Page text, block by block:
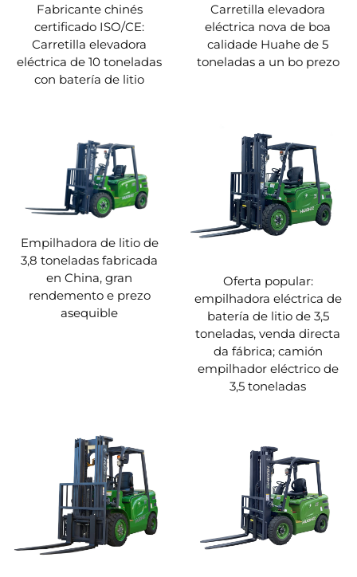
Fabricante chinés
certificado ISO/CE:
Carretilla elevadora
eléctrica de 10 toneladas
con batería de litio
Carretilla elevadora
eléctrica nova de boa
calidade Huahe de 5
toneladas a un bo prezo
Empilhadora de litio de
3,8 toneladas fabricada
en China, gran
rendemento e prezo
asequible
Oferta popular:
empilhadora eléctrica de
batería de litio de 3,5
toneladas, venda directa
da fábrica; camión
empilhador eléctrico de
3,5 toneladas